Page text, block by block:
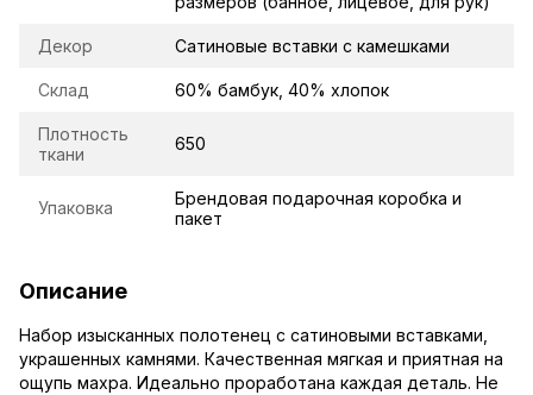
Декор Сатиновые вставки с камешками
Склад 60% бамбук, 40% хлопок
Плотность
ткани
650
Упаковка
Брендовая подарочная коробка и
пакет
Описание
Набор изысканных полотенец с сатиновыми вставками,
украшенных камнями. Качественная мягкая и приятная на
ощупь махра. Идеально проработана каждая деталь. Не